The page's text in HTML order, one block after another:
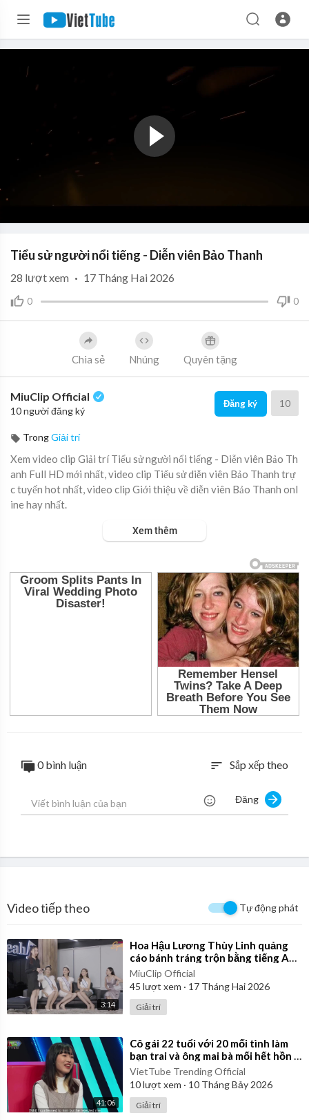
Tiểu sử người nổi tiếng - Diễn viên Bảo Thanh
0 0
28 lượt xem · 17 Tháng Hai 2026
Chia sẻ Nhúng Quyên tặng
MiuClip Official
10 người đăng ký
Đăng ký 10
TrongGiải trí
Xem video clip Giải trí Tiểu sử người nổi tiếng - Diễn viên Bảo Th
anh Full HD mới nhất, video clip Tiểu sử diễn viên Bảo Thanh trự
c tuyến hot nhất, video clip Giới thiệu về diễn viên Bảo Thanh onl
ine hay nhất.
Xem thêm
0 bình luận sort Sắp xếp theo
Đăng
Video tiếp theo Tự động phát
3:14
⁣Hoa Hậu Lương Thùy Linh quảng
cáo bánh tráng trộn bằng tiếng Anh
cực duyên dáng
MiuClip Official
45 lượt xem · 17 Tháng Hai 2026
Giải trí
41:06
⁣Cô gái 22 tuổi với 20 mối tình làm
bạn trai và ông mai bà mối hết hồn |
Ghép Đôi Thần Tốc
VietTube Trending Official
10lượt xem · 10 Tháng Bảy 2026
Giải trí